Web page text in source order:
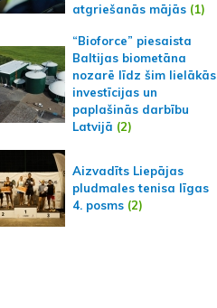
atgriešanās mājās (1)
“Bioforce” piesaista
Baltijas biometāna
nozarē līdz šim lielākās
investīcijas un
paplašinās darbību
Latvijā (2)
Aizvadīts Liepājas
pludmales tenisa līgas
4. posms (2)